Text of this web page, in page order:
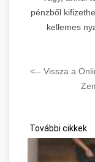
pénzből
kellemes
<-- Vissza a
További cikkek